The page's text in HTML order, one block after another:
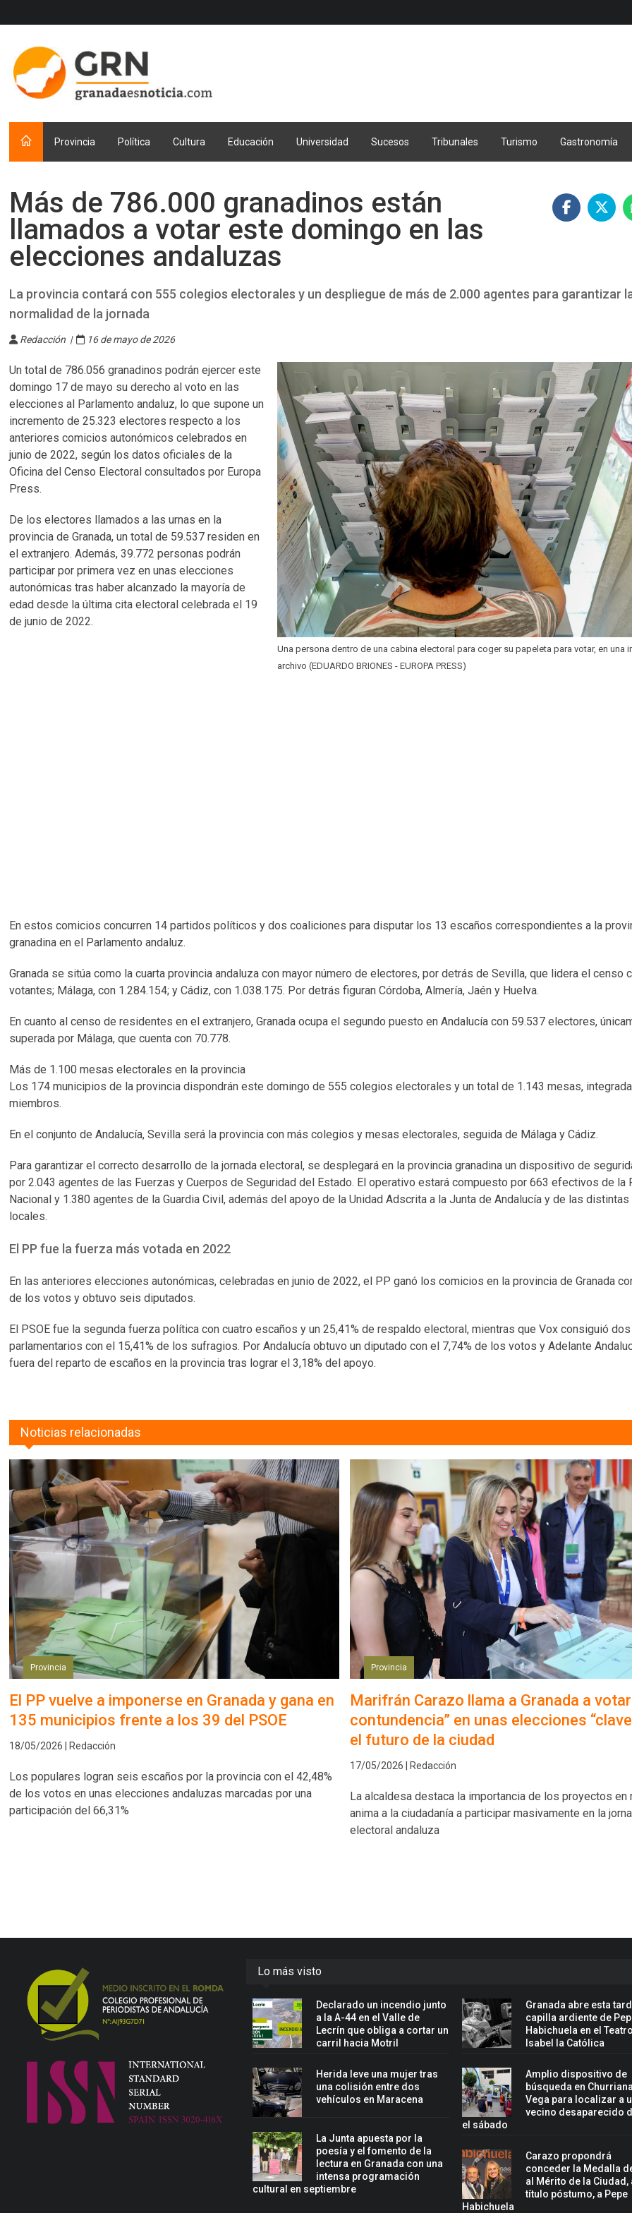
Provincia Política Cultura Educación Universidad Sucesos Tribunales Turismo Gastronomía
Más de 786.000 granadinos están
llamados a votar este domingo en las
elecciones andaluzas
La provincia contará con 555 colegios electorales y un despliegue de más de 2.000 agentes para garantizar
normalidad de la jornada
Redacción | 16 de mayo de 2026
Una persona dentro de una cabina electoral para coger su papeleta para votar, en una
archivo (EDUARDO BRIONES - EUROPA PRESS)
Un total de 786.056 granadinos podrán ejercer este
domingo 17 de mayo su derecho al voto en las
elecciones al Parlamento andaluz, lo que supone un
incremento de 25.323 electores respecto a los
anteriores comicios autonómicos celebrados en
junio de 2022, según los datos oficiales de la
Oficina del Censo Electoral consultados por Europa
Press.
De los electores llamados a las urnas en la
provincia de Granada, un total de 59.537 residen en
el extranjero. Además, 39.772 personas podrán
participar por primera vez en unas elecciones
autonómicas tras haber alcanzado la mayoría de
edad desde la última cita electoral celebrada el 19
de junio de 2022.
En estos comicios concurren 14 partidos políticos y dos coaliciones para disputar los 13 escaños correspondientes a la
granadina en el Parlamento andaluz.
Granada se sitúa como la cuarta provincia andaluza con mayor número de electores, por detrás de Sevilla, que lidera el censo
votantes; Málaga, con 1.284.154; y Cádiz, con 1.038.175. Por detrás figuran Córdoba, Almería, Jaén y Huelva.
En cuanto al censo de residentes en el extranjero, Granada ocupa el segundo puesto en Andalucía con 59.537 electores,
superada por Málaga, que cuenta con 70.778.
Más de 1.100 mesas electorales en la provincia
Los 174 municipios de la provincia dispondrán este domingo de 555 colegios electorales y un total de 1.143 mesas,
miembros.
En el conjunto de Andalucía, Sevilla será la provincia con más colegios y mesas electorales, seguida de Málaga y Cádiz.
Para garantizar el correcto desarrollo de la jornada electoral, se desplegará en la provincia granadina un dispositivo de
por 2.043 agentes de las Fuerzas y Cuerpos de Seguridad del Estado. El operativo estará compuesto por 663 efectivos de la
Nacional y 1.380 agentes de la Guardia Civil, además del apoyo de la Unidad Adscrita a la Junta de Andalucía y de las
locales.
El PP fue la fuerza más votada en 2022
En las anteriores elecciones autonómicas, celebradas en junio de 2022, el PP ganó los comicios en la provincia de Granada
de los votos y obtuvo seis diputados.
El PSOE fue la segunda fuerza política con cuatro escaños y un 25,41% de respaldo electoral, mientras que Vox consiguió dos
parlamentarios con el 15,41% de los sufragios. Por Andalucía obtuvo un diputado con el 7,74% de los votos y Adelante
fuera del reparto de escaños en la provincia tras lograr el 3,18% del apoyo.
Noticias relacionadas
Provincia
El PP vuelve a imponerse en Granada y gana en
135 municipios frente a los 39 del PSOE
18/05/2026 | Redacción
Los populares logran seis escaños por la provincia con el 42,48%
de los votos en unas elecciones andaluzas marcadas por una
participación del 66,31%
Provincia
Marifrán Carazo llama a Granada a
contundencia” en unas elecciones
el futuro de la ciudad
17/05/2026 | Redacción
La alcaldesa destaca la importancia de los proyectos en
anima a la ciudadanía a participar masivamente en la
electoral andaluza
Lo más visto
Declarado un incendio junto
a la A-44 en el Valle de
Lecrín que obliga a cortar un
carril hacia Motril
Herida leve una mujer tras
una colisión entre dos
vehículos en Maracena
La Junta apuesta por la
poesía y el fomento de la
lectura en Granada con una
intensa programación
cultural en septiembre
Granada abre esta
capilla ardiente de
Habichuela en el
Isabel la Católica
Amplio dispositivo de
búsqueda en
Vega para localizar a
vecino desaparecido
el sábado
Carazo propondrá
conceder la Medalla
al Mérito de la Ciudad,
título póstumo, a Pepe
Habichuela